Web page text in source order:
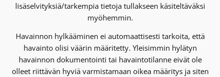
lisäselvityksiä/tarkempia tietoja tullakseen käsiteltäväksi
myöhemmin.
Havainnon hylkääminen ei automaattisesti tarkoita, että
havainto olisi väärin määritetty. Yleisimmin hylätyn
havainnon dokumentointi tai havaintotilanne eivät ole
olleet riittävän hyviä varmistamaan oikea määritys ja siten